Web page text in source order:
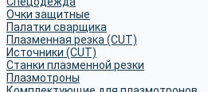
Очки защитные
Палатки сварщика
Плазменная резка (CUT)
Источники (CUT)
Станки плазменной резки
Плазмотроны